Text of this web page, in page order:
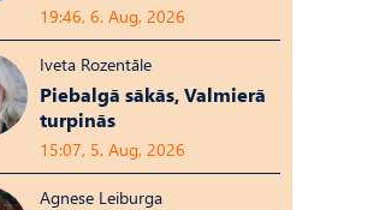
19:46, 6. Aug, 2026
Iveta Rozentāle
Piebalgā sākās, Valmierā
turpinās
15:07, 5. Aug, 2026
Agnese Leiburga